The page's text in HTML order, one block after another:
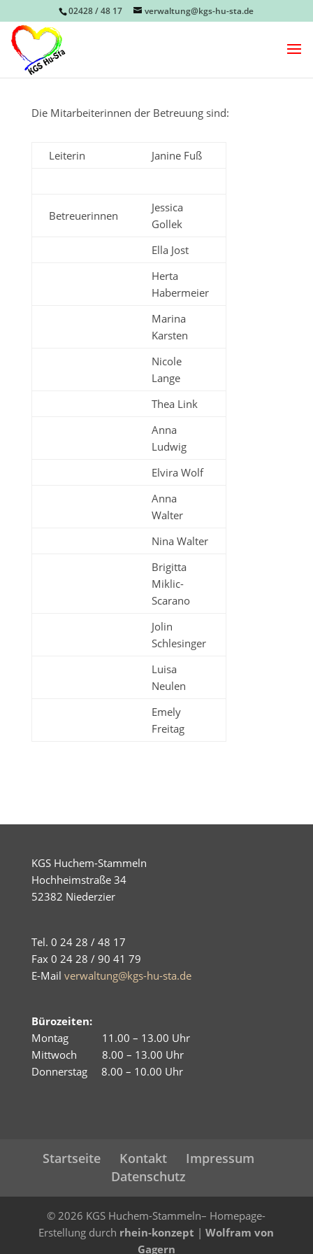
02428 / 48 17 verwaltung@kgs-hu-sta.de
Die Mitarbeiterinnen der Betreuung sind:
Leiterin Janine Fuß
Betreuerinnen
Jessica
Gollek
Ella Jost
Herta
Habermeier
Marina
Karsten
Nicole
Lange
Thea Link
Anna
Ludwig
Elvira Wolf
Anna
Walter
Nina Walter
Brigitta
Miklic-
Scarano
Jolin
Schlesinger
Luisa
Neulen
Emely
Freitag
KGS Huchem-Stammeln
Hochheimstraße 34
52382 Niederzier
Tel. 0 24 28 / 48 17
Fax 0 24 28 / 90 41 79
E-Mail verwaltung@kgs-hu-sta.de
Bürozeiten:
Montag 11.00 – 13.00 Uhr
Mittwoch 8.00 – 13.00 Uhr
Donnerstag 8.00 – 10.00 Uhr
Startseite Kontakt
Impressum
Datenschutz
© 2026 KGS Huchem-Stammeln– Homepage-
Erstellung durch rhein-konzept |Wolfram von
Gagern